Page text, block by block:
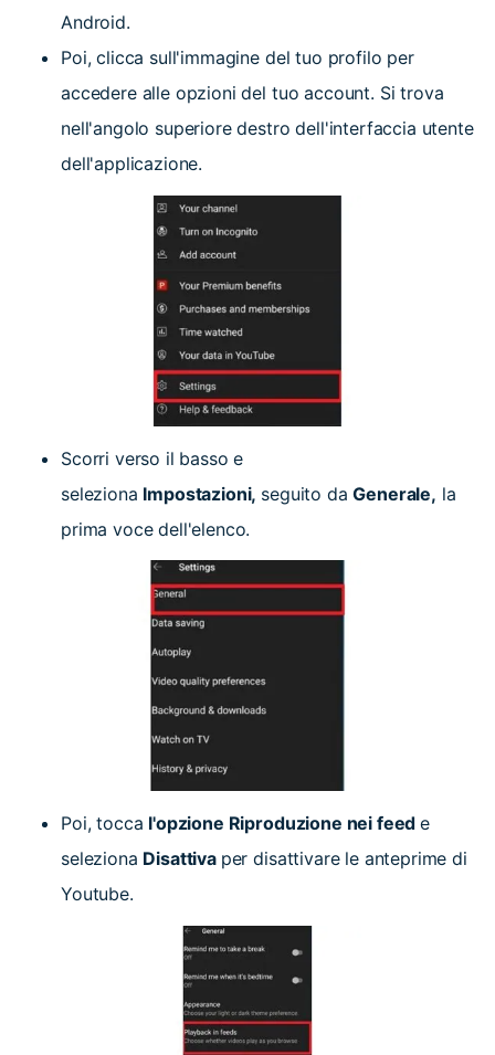
Android.
Poi, clicca sull'immagine del tuo profilo per
accedere alle opzioni del tuo account. Si trova
nell'angolo superiore destro dell'interfaccia utente
dell'applicazione.
Scorri verso il basso e
seleziona Impostazioni, seguito da Generale, la
prima voce dell'elenco.
Poi, tocca l'opzione Riproduzione nei feed e
seleziona Disattiva per disattivare le anteprime di
Youtube.